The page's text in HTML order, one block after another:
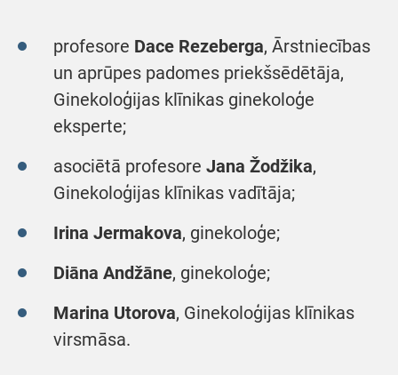
profesore Dace Rezeberga, Ārstniecības
un aprūpes padomes priekšsēdētāja,
Ginekoloģijas klīnikas ginekoloģe
eksperte;
asociētā profesore Jana Žodžika,
Ginekoloģijas klīnikas vadītāja;
Irina Jermakova, ginekoloģe;
Diāna Andžāne, ginekoloģe;
Marina Utorova, Ginekoloģijas klīnikas
virsmāsa.